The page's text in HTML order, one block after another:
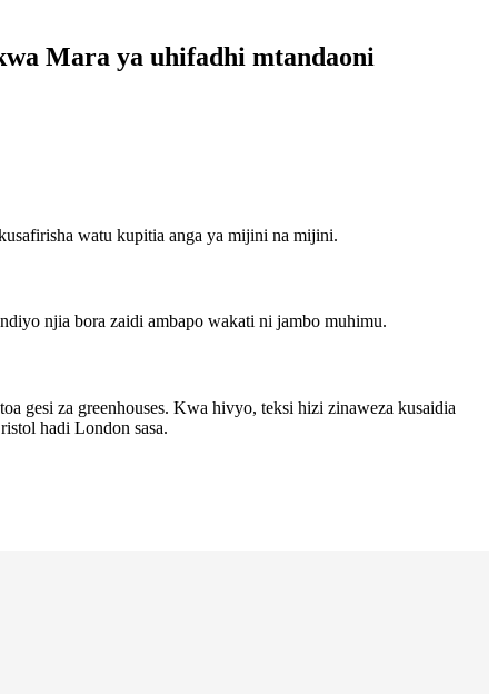
Mara ya uhifadhi mtandaoni
watu kupitia anga ya mijini na mijini.
njia bora zaidi ambapo wakati ni jambo muhimu.
gesi za greenhouses. Kwa hivyo, teksi hizi zinaweza kusaidia
hadi London sasa.